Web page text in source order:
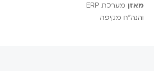
מאזן
מערכת ERP
והנה"ח מקיפה